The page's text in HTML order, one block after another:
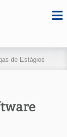
de Estágios